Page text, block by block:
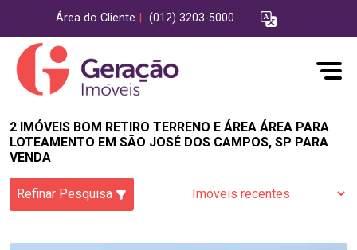
Área do Cliente (012) 3203-5000
2 IMÓVEIS BOM RETIRO TERRENO E ÁREA ÁREA PARA
LOTEAMENTO EM SÃO JOSÉ DOS CAMPOS, SP PARA
VENDA
Refinar Pesquisa